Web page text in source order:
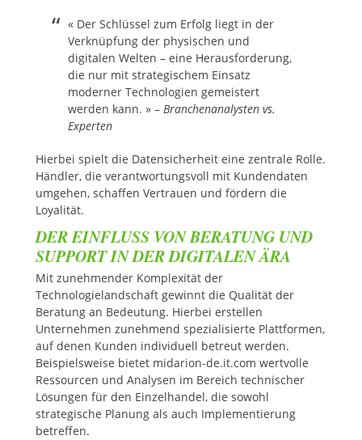
« Der Schlüssel zum Erfolg liegt in der
Verknüpfung der physischen und
digitalen Welten – eine Herausforderung,
die nur mit strategischem Einsatz
moderner Technologien gemeistert
werden kann. » – Branchenanalysten vs.
Experten
Hierbei spielt die Datensicherheit eine zentrale Rolle.
Händler, die verantwortungsvoll mit Kundendaten
umgehen, schaffen Vertrauen und fördern die
Loyalität.
DER EINFLUSS VON BERATUNG UND
SUPPORT IN DER DIGITALEN ÄRA
Mit zunehmender Komplexität der
Technologielandschaft gewinnt die Qualität der
Beratung an Bedeutung. Hierbei erstellen
Unternehmen zunehmend spezialisierte Plattformen,
auf denen Kunden individuell betreut werden.
Beispielsweise bietet midarion-de.it.com wertvolle
Ressourcen und Analysen im Bereich technischer
Lösungen für den Einzelhandel, die sowohl
strategische Planung als auch Implementierung
betreffen.